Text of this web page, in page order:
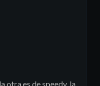
otra es de speedy, la